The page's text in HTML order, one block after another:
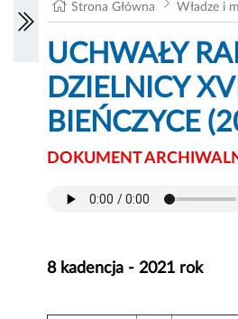
Strona Główna Władze i
UCHWAŁY
DZIELNICY XVI
BIEŃCZYCE
DOKUMENT
8 kadencja - 2021 rok